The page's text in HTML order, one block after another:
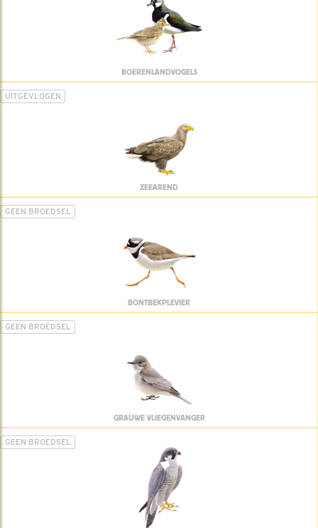
BOERENLANDVOGELS
UITGEVLOGEN
ZEEAREND
GEEN BROEDSEL
BONTBEKPLEVIER
GEEN BROEDSEL
GRAUWE VLIEGENVANGER
GEEN BROEDSEL